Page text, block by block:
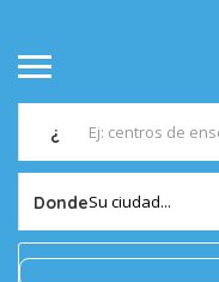
¿
DondeSu ciudad...